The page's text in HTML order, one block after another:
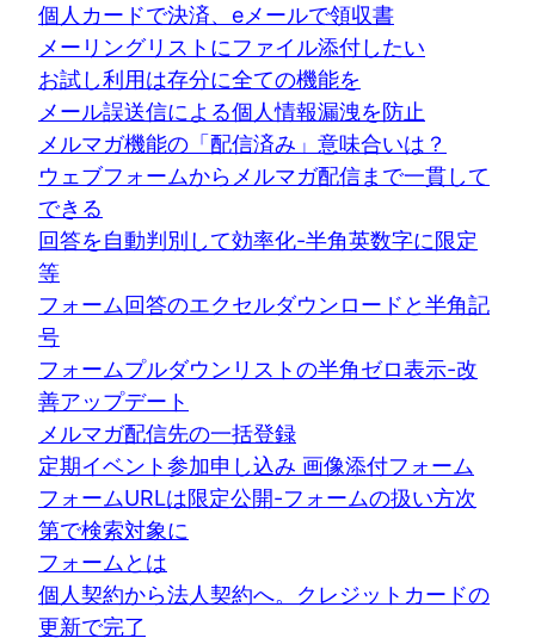
個人カードで決済、eメールで領収書
メーリングリストにファイル添付したい
お試し利用は存分に全ての機能を
メール誤送信による個人情報漏洩を防止
メルマガ機能の「配信済み」意味合いは？
ウェブフォームからメルマガ配信まで一貫して
できる
回答を自動判別して効率化-半角英数字に限定
等
フォーム回答のエクセルダウンロードと半角記
号
フォームプルダウンリストの半角ゼロ表示-改
善アップデート
メルマガ配信先の一括登録
定期イベント参加申し込み 画像添付フォーム
フォームURLは限定公開-フォームの扱い方次
第で検索対象に
フォームとは
個人契約から法人契約へ。クレジットカードの
更新で完了